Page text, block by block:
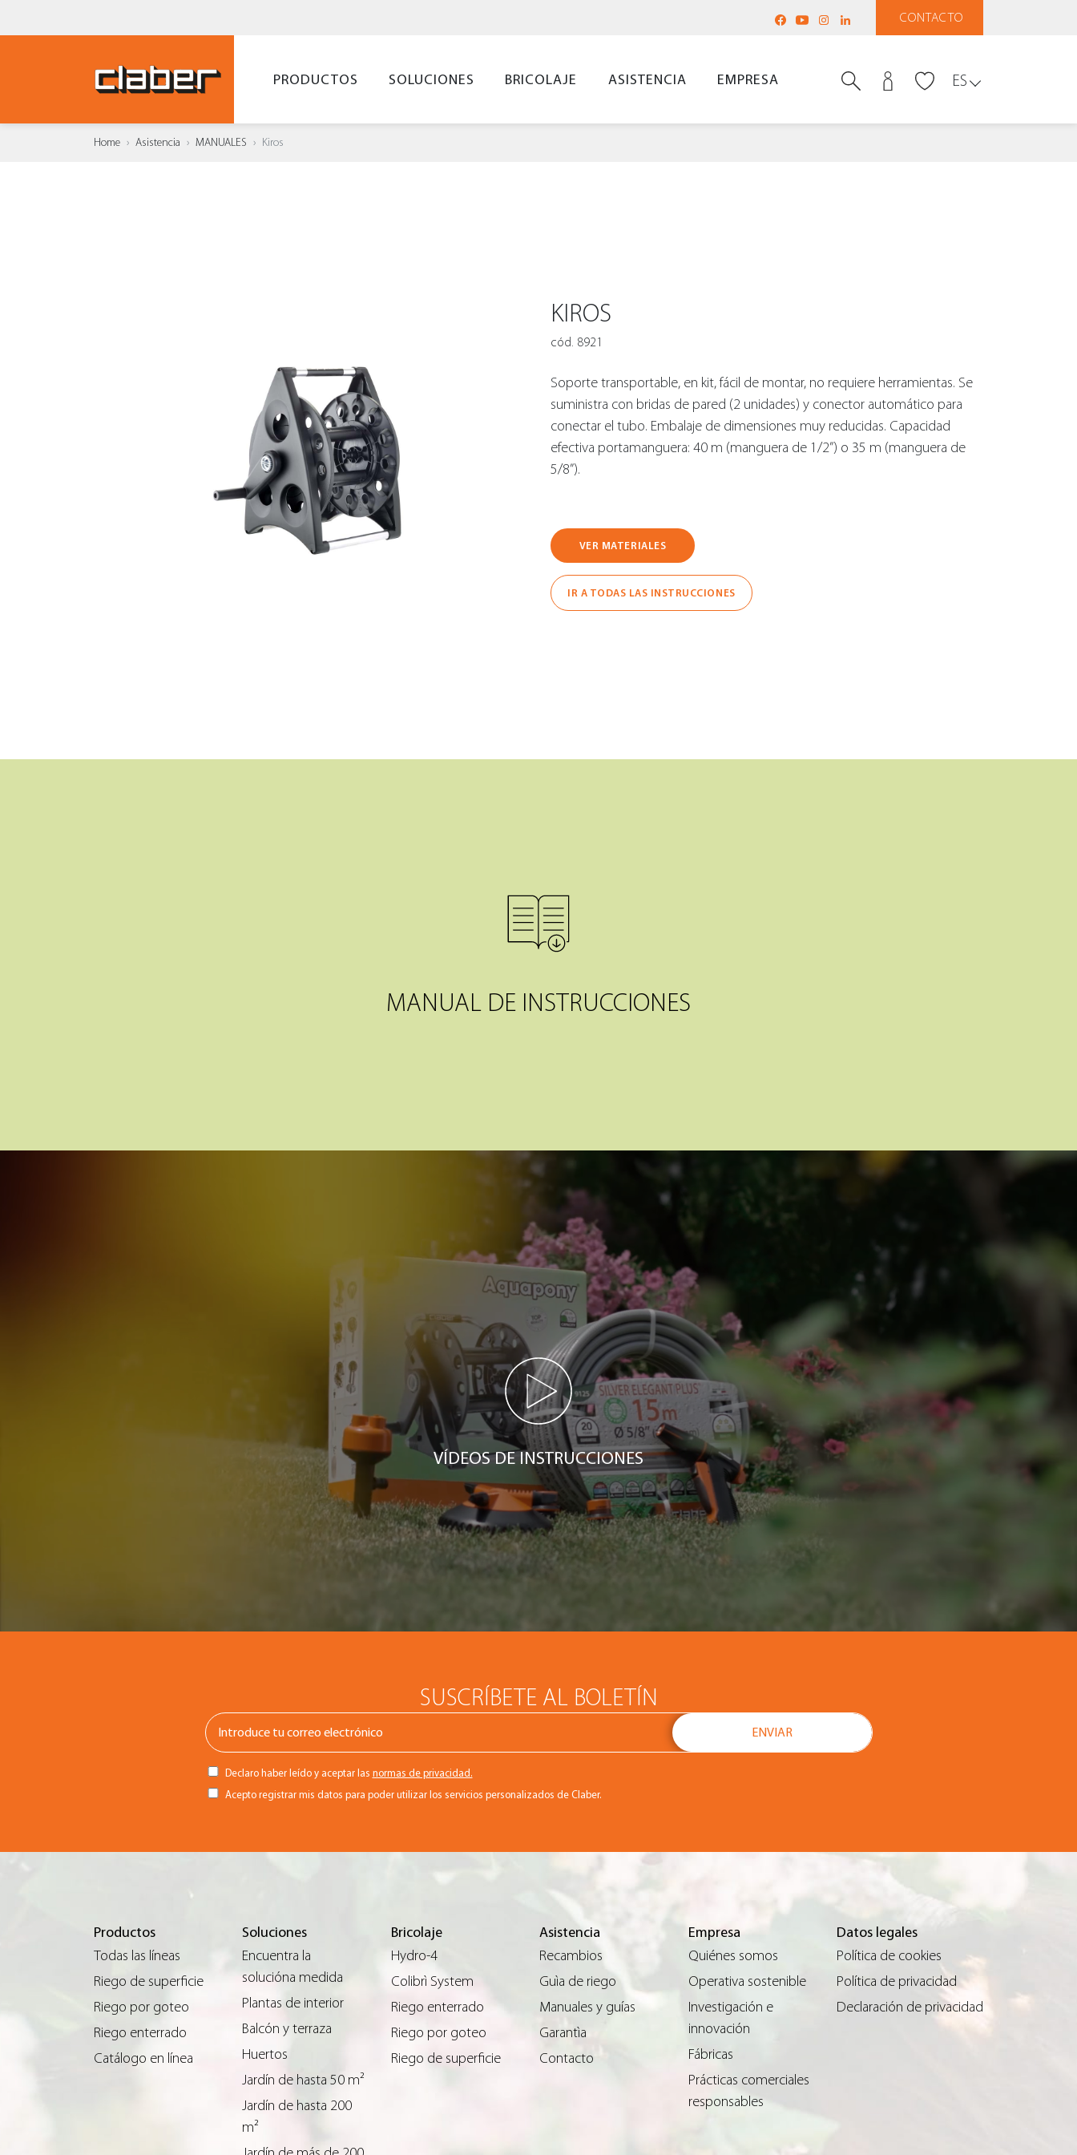
CONTACTO
PRODUCTOS SOLUCIONES BRICOLAJE ASISTENCIA EMPRESA ES
Home Asistencia MANUALES Kiros
KIROS
cód. 8921
Soporte transportable, en kit, fácil de montar, no requiere herramientas. Se
suministra con bridas de pared (2 unidades) y conector automático para
conectar el tubo. Embalaje de dimensiones muy reducidas. Capacidad
efectiva portamanguera: 40 m (manguera de 1/2”) o 35 m (manguera de
5/8”).
VER MATERIALES
IR A TODAS LAS INSTRUCCIONES
MANUAL DE INSTRUCCIONES
VÍDEOS DE INSTRUCCIONES
SUSCRÍBETE AL BOLETÍN
Declaro haber leído y aceptar las normas de privacidad.
Acepto registrar mis datos para poder utilizar los servicios personalizados de Claber.
Productos
Todas las líneas
Riego de superficie
Riego por goteo
Riego enterrado
Catálogo en línea
Soluciones
Encuentra la
solucióna medida
Plantas de interior
Balcón y terraza
Huertos
Jardín de hasta 50 m²
Jardín de hasta 200
m²
Bricolaje
Hydro-4
Colibrì System
Riego enterrado
Riego por goteo
Riego de superficie
Asistencia
Recambios
Guìa de riego
Manuales y guías
Garantìa
Contacto
Empresa
Quiénes somos
Operativa sostenible
Investigación e
innovación
Fábricas
Prácticas comerciales
responsables
Datos legales
Política de cookies
Política de privacidad
Declaración de privacidad